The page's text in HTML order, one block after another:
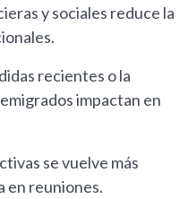
y sociales reduce la
recientes o la
impactan en
se vuelve más
en reuniones.